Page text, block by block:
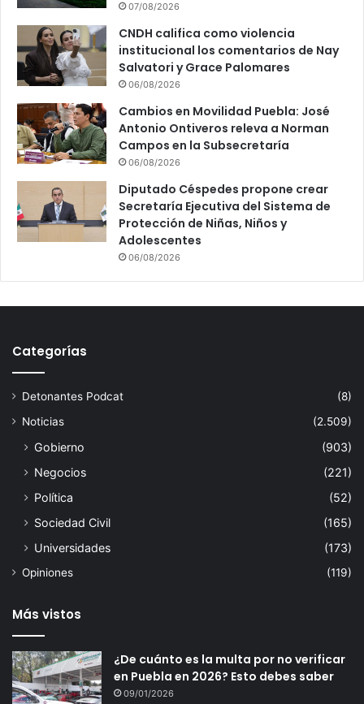
07/08/2026
CNDH califica como violencia
institucional los comentarios de Nay
Salvatori y Grace Palomares
06/08/2026
Cambios en Movilidad Puebla: José
Antonio Ontiveros releva a Norman
Campos en la Subsecretaría
06/08/2026
Diputado Céspedes propone crear
Secretaría Ejecutiva del Sistema de
Protección de Niñas, Niños y
Adolescentes
06/08/2026
Categorías
Detonantes Podcat
(8)
Noticias
(2.509)
Gobierno
(903)
Negocios
(221)
Política
(52)
Sociedad Civil
(165)
Universidades
(173)
Opiniones (119)
Más vistos
¿De cuánto es la multa por no verificar
en Puebla en 2026? Esto debes saber
09/01/2026